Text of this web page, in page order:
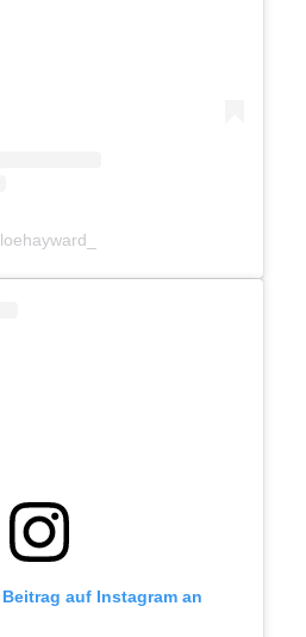
auf Instagram an